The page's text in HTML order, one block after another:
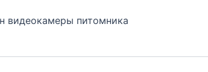
видеокамеры питомника